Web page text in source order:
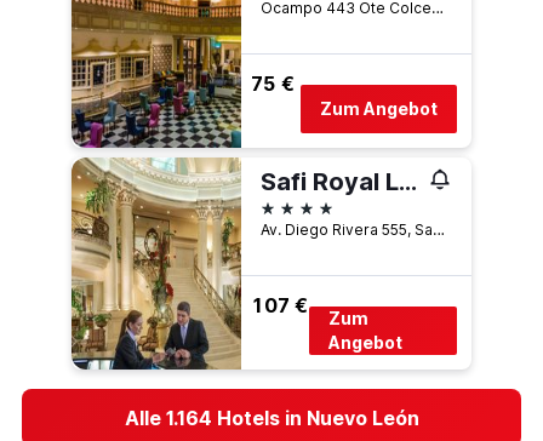
Ocampo 443 Ote Colcentro, Monterrey, Nuevo León, Mexiko
75 €
Zum Angebot
Safi Royal Luxury Valle
4 Sterne
Av. Diego Rivera 555, San Pedro Garza Garcia, Nuevo León, Mexiko
107 €
Zum
Angebot
Alle 1.164 Hotels in Nuevo León